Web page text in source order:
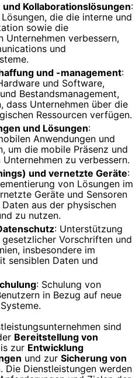
Kollaborationslösungen:
die die interne und
sowie die
Unternehmen verbessern,
und
und -management:
und Software,
Bestandsmanagement,
dass Unternehmen über die
Ressourcen verfügen.
und Lösungen:
Anwendungen und
um die mobile Präsenz und
zu verbessern.
und vernetzte Geräte:
von Lösungen im
Geräte und Sensoren
aus der physischen
zu nutzen.
: Unterstützung
Vorschriften und
insbesondere im
sensiblen Daten und
: Schulung von
in Bezug auf neue
sind
Bereitstellung von
zur Entwicklung
und zur Sicherung von
Die Dienstleistungen werden